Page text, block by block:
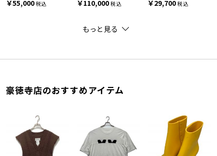
￥55,000税込 ￥110,000税込 ￥29,700税込
もっと見る
豪徳寺店のおすすめアイテム